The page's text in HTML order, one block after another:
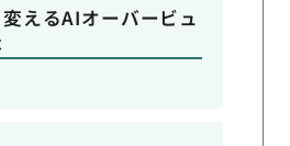
えるAIオーバービュ